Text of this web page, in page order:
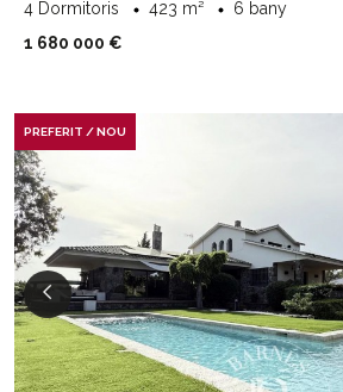
4 Dormitoris
423 m²
6 bany
1 680 000 €
PREFERIT / NOU